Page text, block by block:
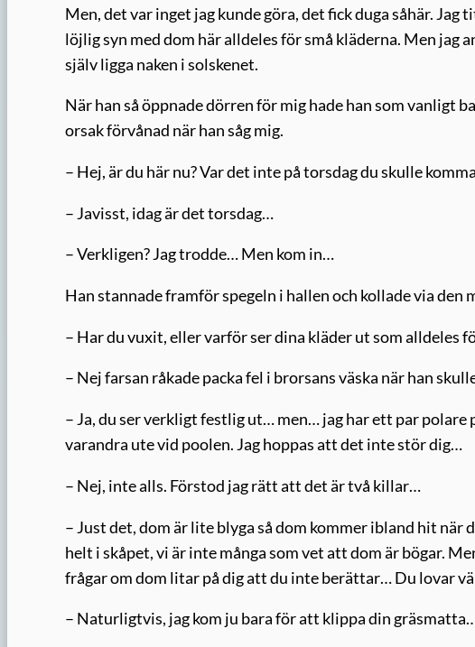
Men, det var inget jag kunde göra, det fick duga såhär. Jag
löjlig syn med dom här alldeles för små kläderna. Men jag
själv ligga naken i solskenet.
När han så öppnade dörren för mig hade han som vanligt
orsak förvånad när han såg mig.
– Hej, är du här nu? Var det inte på torsdag du skulle
– Javisst, idag är det torsdag…
– Verkligen? Jag trodde… Men kom in…
Han stannade framför spegeln i hallen och kollade via den
– Har du vuxit, eller varför ser dina kläder ut som alldeles
– Nej farsan råkade packa fel i brorsans väska när han
– Ja, du ser verkligt festlig ut… men… jag har ett par
varandra ute vid poolen. Jag hoppas att det inte stör dig…
– Nej, inte alls. Förstod jag rätt att det är två killar…
– Just det, dom är lite blyga så dom kommer ibland hit
helt i skåpet, vi är inte många som vet att dom är bögar.
frågar om dom litar på dig att du inte berättar… Du lovar
– Naturligtvis, jag kom ju bara för att klippa din